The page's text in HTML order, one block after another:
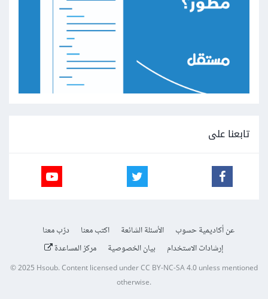
تابعنا على
عن أكاديمية حسوب الأسئلة الشائعة اكتب معنا
درّب معنا
إرشادات الاستخدام
بيان الخصوصية مركز المساعدة
© 2025Hsoub.Content licensed underCC BY-NC-SA 4.0unless mentioned
otherwise.